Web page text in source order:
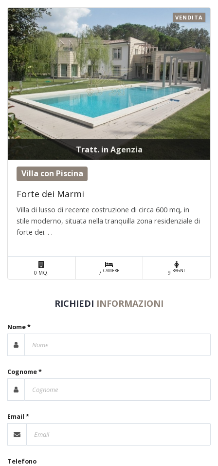
Tratt. in Agenzia
VENDITA
Villa con Piscina
Forte dei Marmi
Villa di lusso di recente costruzione di circa 600 mq, in
stile moderno, situata nella tranquilla zona residenziale di
forte dei. . .
0 MQ. 7CAMERE 9 BAGNI
RICHIEDI INFORMAZIONI
Nome *
Cognome *
Email *
Telefono